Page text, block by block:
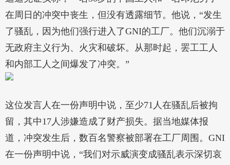
在周日的冲突中丧生，但没有透露细节。他说，“发生
了骚乱，因为他们强行进入了GNI的工厂。他们沉溺于
无政府主义行为、火灾和破坏。从那时起，罢工工人
和内部工人之间爆发了冲突。”
这位发言人在一份声明中说，至少71人在骚乱后被拘
留，其中17人涉嫌造成了财产损失。据当地媒体报
道，冲突发生后，数百名警察被部署在工厂周围。GNI
在一份声明中说，“我们对示威演变成骚乱表示深切哀